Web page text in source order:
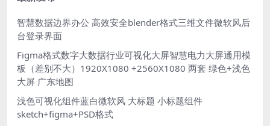
智慧数据边界办公 高效安全blender格式三维文件微软风后
台登录界面
Figma格式数字大数据行业可视化大屏智慧电力大屏通用模
板（差别不大）1920X1080 +2560X1080 两套 绿色+浅色
大屏 广东地图
浅色可视化组件蓝白微软风 大标题 小标题组件
sketch+figma+PSD格式